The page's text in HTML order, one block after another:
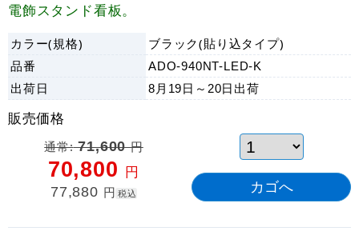
電飾スタンド看板。
カラー(規格)
ブラック(貼り込タイプ)
品番
ADO-940NT-LED-K
出荷日 8月19日～20日 出荷
販売価格
通常:71,600円
70,800 円
77,880 円 税込